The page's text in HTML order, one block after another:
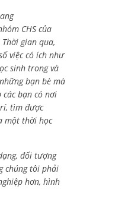
CHS của
gian qua,
việc có ích như
sinh trong và
bạn bè mà
bạn có nơi
tìm được
một thời học
đối tượng
chúng tôi phải
hơn, hình